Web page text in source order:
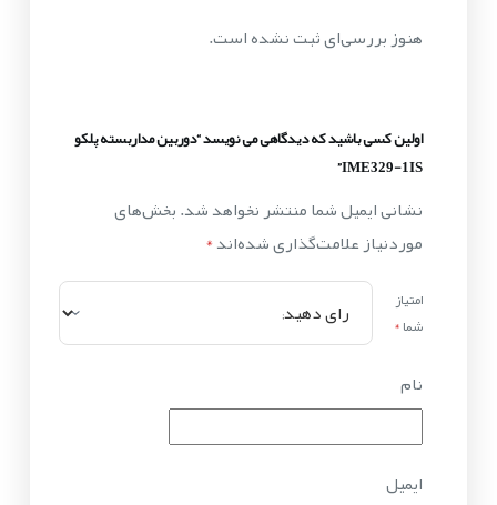
هنوز بررسی‌ای ثبت نشده است.
اولین کسی باشید که دیدگاهی می نویسد “دوربین مداربسته پلکو
IME329-1IS”
نشانی ایمیل شما منتشر نخواهد شد.بخش‌های
موردنیاز علامت‌گذاری شده‌اند*
امتیاز
شما*
نام
ایمیل